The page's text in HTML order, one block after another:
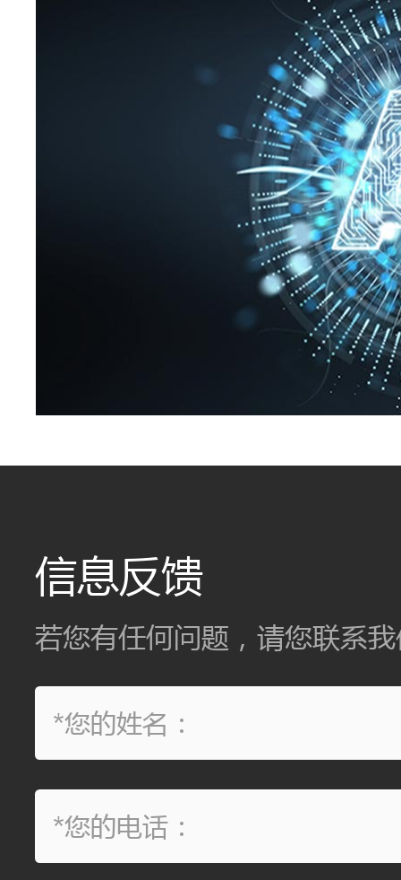
信息反馈
若您有任何问题，请您联系